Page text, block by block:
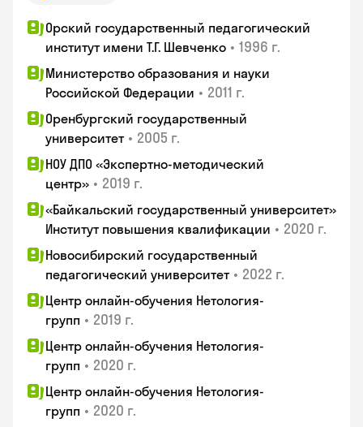
Орский государственный педагогический
институт имени Т.Г. Шевченко • 1996 г.
Министерство образования и науки
Российской Федерации • 2011 г.
Оренбургский государственный
университет • 2005 г.
НОУ ДПО «Экспертно-методический
центр» • 2019 г.
«Байкальский государственный университет»
Институт повышения квалификации • 2020 г.
Новосибирский государственный
педагогический университет • 2022 г.
Центр онлайн-обучения Нетология-
групп • 2019 г.
Центр онлайн-обучения Нетология-
групп • 2020 г.
Центр онлайн-обучения Нетология-
групп • 2020 г.